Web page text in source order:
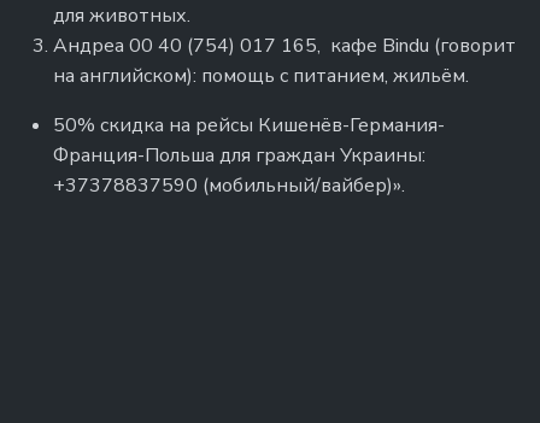
для животных.
Андреа 00 40 (754) 017 165, кафе Bindu (говорит
на английском): помощь с питанием, жильём.
50% скидка на рейсы Кишенёв-Германия-
Франция-Польша для граждан Украины:
+37378837590 (мобильный/вайбер)».